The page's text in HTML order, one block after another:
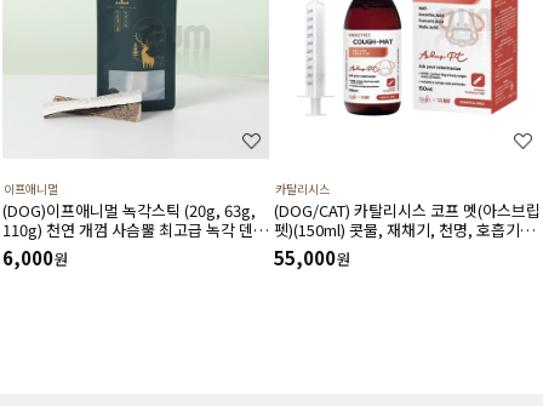
이프애니멀
(DOG)이프애니멀 녹각스틱 (20g, 63g,
110g) 천연 개껌 사슴뿔 최고급 녹각 덴탈
껌 노니함유 덴탈 영양간식
6,000원
카탈리시스
(DOG/CAT) 카탈리시스 코프 멧(아스브립
펫)(150ml) 콧물, 재채기, 천명, 호흡기도
건조, 기침 등 호흡기도 및 거담작용에 도
움을 주고 호흡기 상태를 개선시키는 영양
55,000원